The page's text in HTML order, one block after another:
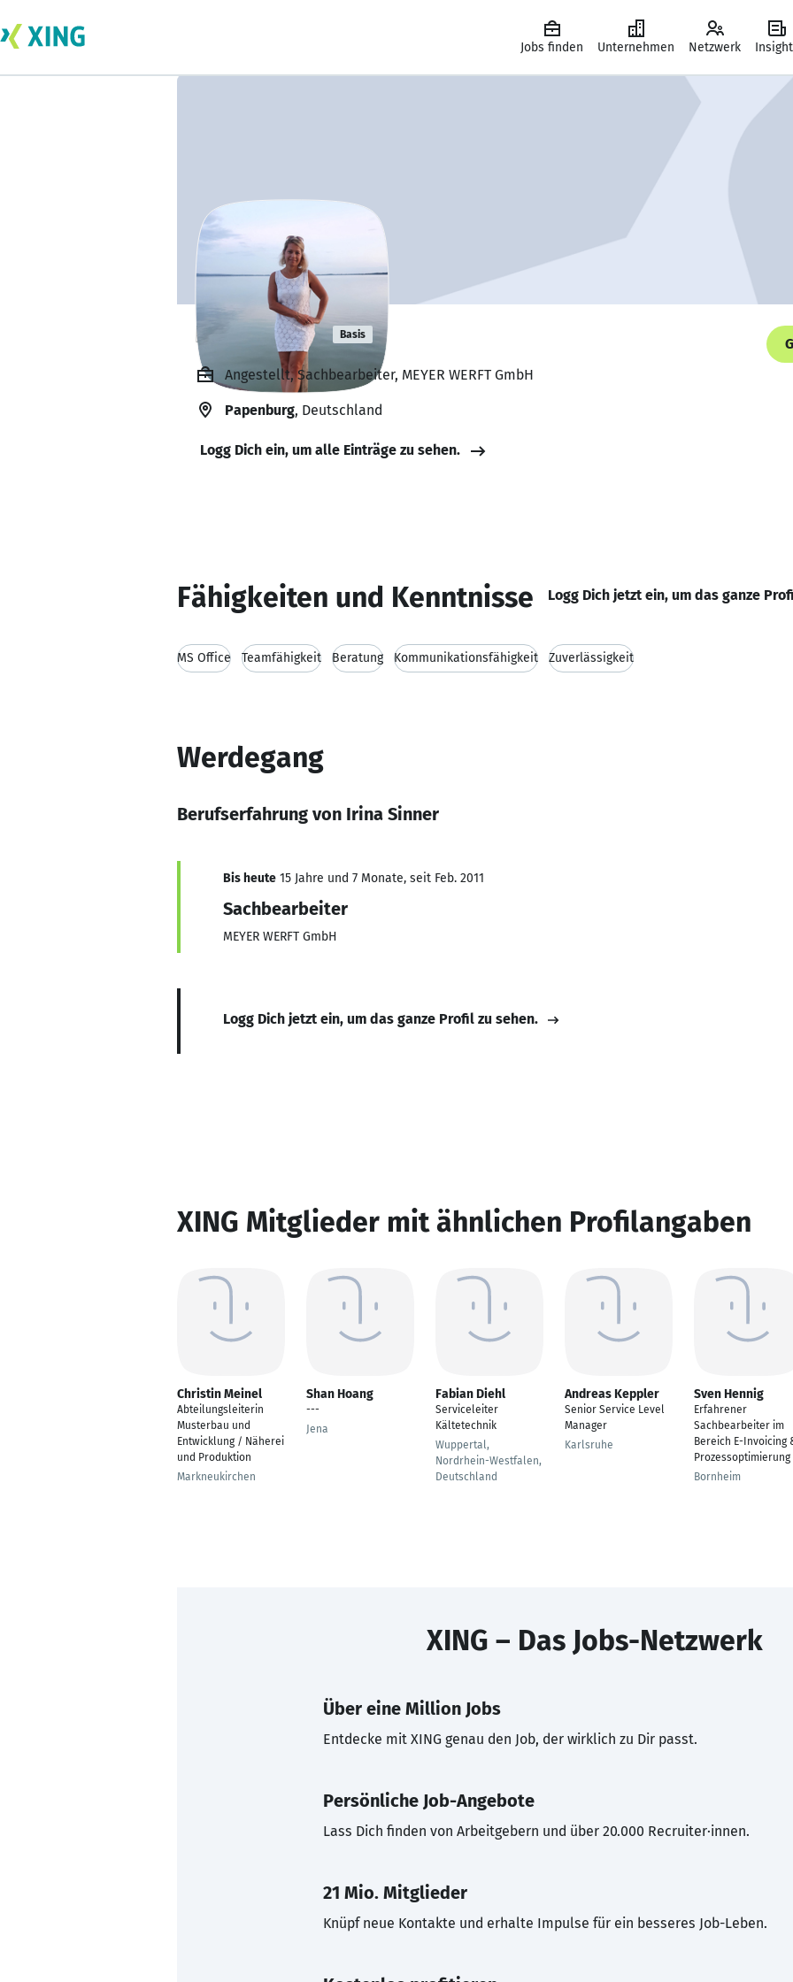
Jobs finden Unternehmen Netzwerk
Irina Sinner Basis
Angestellt, Sachbearbeiter, MEYER WERFT GmbH
Papenburg, Deutschland
Logg Dich ein, um alle Einträge zu sehen.
Fähigkeiten und Kenntnisse Logg Dich jetzt ein, um das ganze
MS Office Teamfähigkeit Beratung Kommunikationsfähigkeit Zuverlässigkeit
Werdegang
Berufserfahrung von Irina Sinner
Bis heute 15 Jahre und 7 Monate, seit Feb. 2011
Sachbearbeiter
MEYER WERFT GmbH
Logg Dich jetzt ein, um das ganze Profil zu sehen.
XING Mitglieder mit ähnlichen Profilangaben
Christin Meinel
Abteilungsleiterin
Musterbau und
Entwicklung / Näherei
und Produktion
Markneukirchen
Shan Hoang
---
Jena
Fabian Diehl
Serviceleiter
Kältetechnik
Wuppertal,
Nordrhein-Westfalen,
Deutschland
Andreas Keppler
Senior Service Level
Manager
Karlsruhe
Sven Hennig
Erfahrener
Sachbearbeiter im
Bereich E-Invoicing
Prozessoptimierung
Bornheim
XING – Das Jobs-Netzwerk
Über eine Million Jobs
Entdecke mit XING genau den Job, der wirklich zu Dir passt.
Persönliche Job-Angebote
Lass Dich finden von Arbeitgebern und über 20.000 Recruiter·innen.
21 Mio. Mitglieder
Knüpf neue Kontakte und erhalte Impulse für ein besseres Job-Leben.